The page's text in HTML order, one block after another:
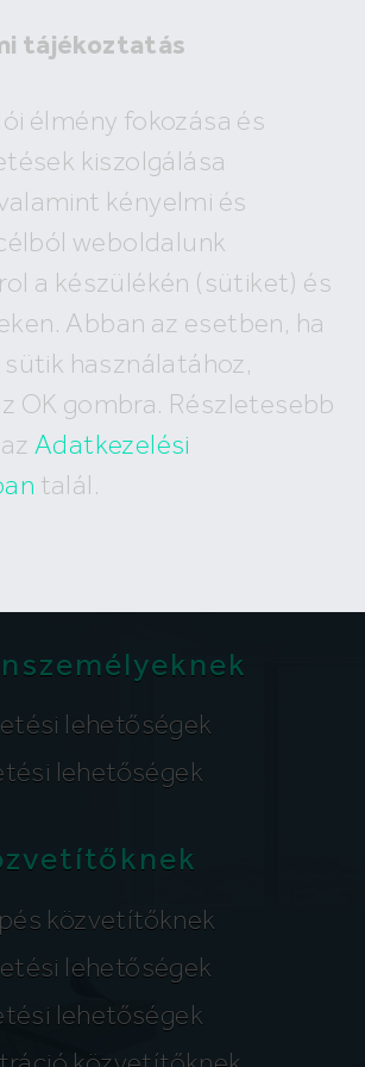
tájékoztatás
élmény fokozása és
kiszolgálása
kényelmi és
weboldalunk
a készülékén (sütiket) és
Abban az esetben, ha
használatához,
OK gombra. Részletesebb
Adatkezelési
talál.
ingatlan már nem
az adatbázisunkban!
Hívj minket
(30) 550 5566
Írj nekünk
lehetőségek
lehetőségek
közvetítőknek
lehetőségek
lehetőségek